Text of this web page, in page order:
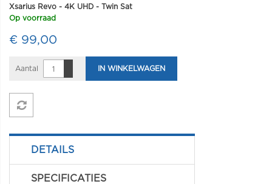
Xsarius Revo - 4K UHD - Twin Sat
Op voorraad
€ 99,00
Aantal IN WINKELWAGEN
DETAILS
SPECIFICATIES